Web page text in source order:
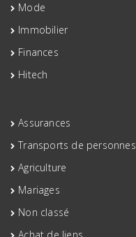
Mode
Immobilier
Finances
Hitech
Assurances
Transports de personnes
Agriculture
Mariages
Non classé